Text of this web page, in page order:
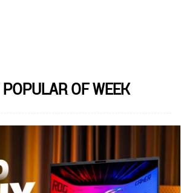
OF WEEK